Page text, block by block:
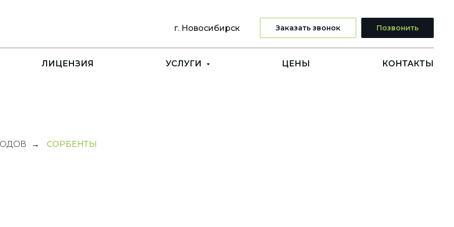
г. Новосибирск Заказать звонок Позвонить
ЛИЦЕНЗИЯ УСЛУГИ ЦЕНЫ КОНТАКТЫ
→ СОРБЕНТЫ